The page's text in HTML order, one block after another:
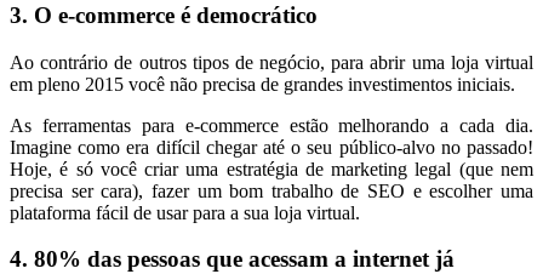
3. O e-commerce é democrático
Ao contrário de outros tipos de negócio, para abrir uma loja virtual
em pleno 2015 você não precisa de grandes investimentos iniciais.
As ferramentas para e-commerce estão melhorando a cada dia.
Imagine como era difícil chegar até o seu público-alvo no passado!
Hoje, é só você criar uma estratégia de marketing legal (que nem
precisa ser cara), fazer um bom trabalho de SEO e escolher uma
plataforma fácil de usar para a sua loja virtual.
4. 80% das pessoas que acessam a internet já